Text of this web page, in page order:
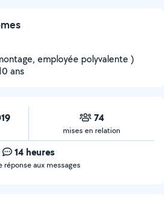
employée polyvalente )
ans
74
mises en relation
14 heures
réponse aux messages